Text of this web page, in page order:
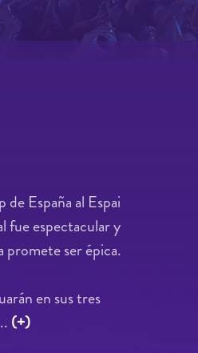
España al Espai
fue espectacular y
ser épica.
en sus tres
(+)